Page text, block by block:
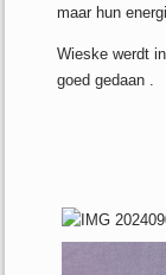
maar hun
Wieske werdt